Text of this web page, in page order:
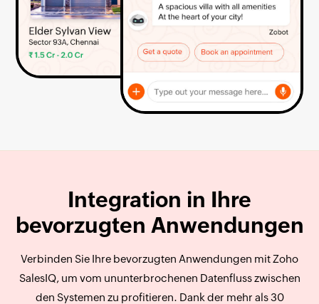
Integration in Ihre
bevorzugten Anwendungen
Verbinden Sie Ihre bevorzugten Anwendungen mit Zoho
SalesIQ, um vom ununterbrochenen Datenfluss zwischen
den Systemen zu profitieren. Dank der mehr als 30